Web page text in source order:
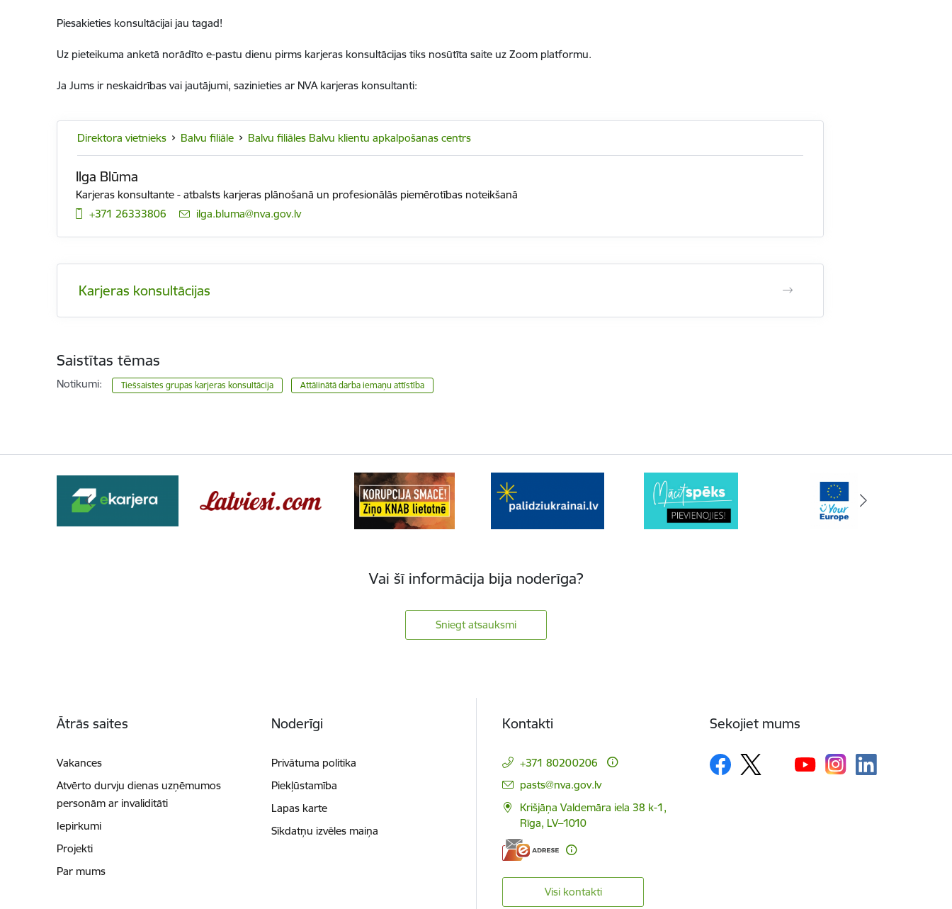
Piesakieties konsultācijai jau tagad!
Uz pieteikuma anketā norādīto e-pastu dienu pirms karjeras konsultācijas tiks nosūtīta saite uz Zoom platformu.
Ja Jums ir neskaidrības vai jautājumi, sazinieties ar NVA karjeras konsultanti:
Direktora vietnieks Balvu filiāle Balvu filiāles Balvu klientu apkalpošanas centrs
Ilga Blūma
Karjeras konsultante - atbalsts karjeras plānošanā un profesionālās piemērotības noteikšanā
+371 26333806
E-pasts:
ilga.bluma@nva.gov.lv
Karjeras konsultācijas
Saistītas tēmas
Notikumi: Tiešsaistes grupas karjeras konsultācija Attālinātā darba iemaņu attīstība
Vai šī informācija bija noderīga?
Sniegt atsauksmi
Ātrās saites
Vakances
Atvērto durvju dienas uzņēmumos
personām ar invaliditāti
Iepirkumi
Projekti
Par mums
Noderīgi
Privātuma politika
Piekļūstamība
Lapas karte
Sīkdatņu izvēles maiņa
Kontakti
+371 80200206
E-pasts:
pasts@nva.gov.lv
Krišjāņa Valdemāra iela 38 k-1,
Rīga, LV–1010
Visi kontakti
Sekojiet mums